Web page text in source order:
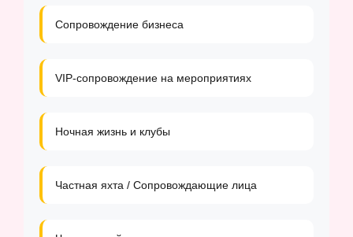
Сопровождение бизнеса
VIP-сопровождение на мероприятиях
Ночная жизнь и клубы
Частная яхта / Сопровождающие лица